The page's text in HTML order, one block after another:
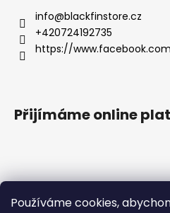
Používáme cookies,
info@blackfinstore.cz
+420724192735
https://
Přijímáme online